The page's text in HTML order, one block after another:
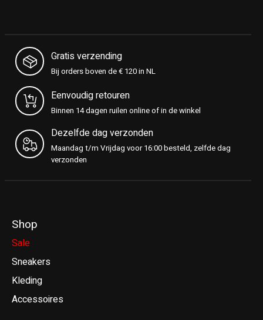
Gratis verzending
Bij orders boven de € 120 in NL
Eenvoudig retouren
Binnen 14 dagen ruilen online of in de winkel
Dezelfde dag verzonden
Maandag t/m Vrijdag voor 16:00 besteld, zelfde dag
verzonden
Shop
Sale
Sneakers
Kleding
Accessoires